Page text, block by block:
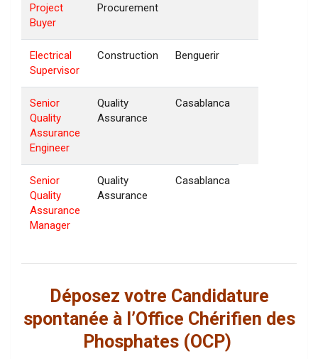
Project
Buyer
Procurement
Electrical
Supervisor
Construction Benguerir
Senior
Quality
Assurance
Engineer
Quality
Assurance
Casablanca
Senior
Quality
Assurance
Manager
Quality
Assurance
Casablanca
Déposez votre Candidature
spontanée à l’Office Chérifien des
Phosphates (OCP)